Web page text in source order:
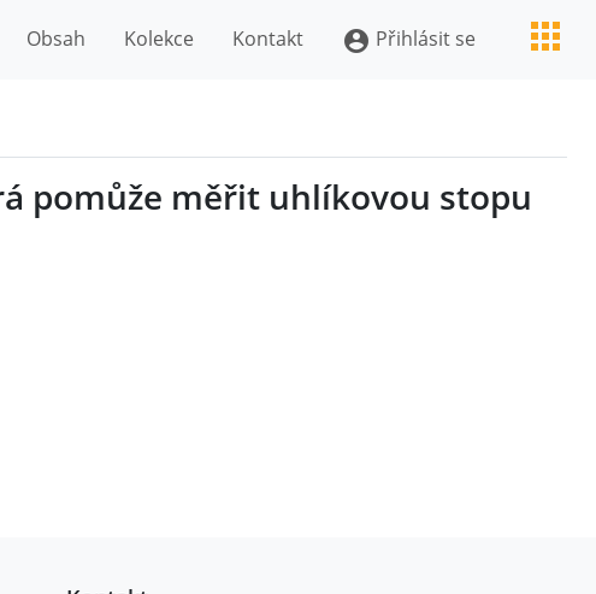
Obsah Kolekce Kontakt account_circle Přihlásit se
pomůže měřit uhlíkovou stopu